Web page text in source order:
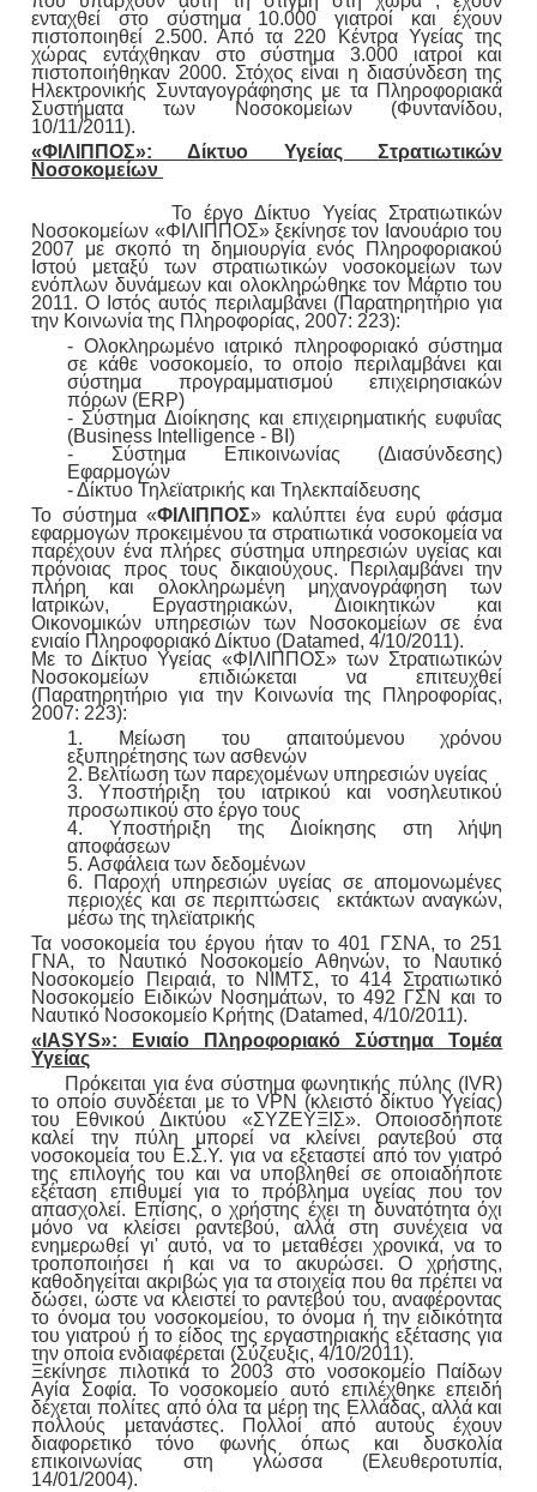
ενταχθεί στο σύστημα 10.000 γιατροί και έχουν
πιστοποιηθεί 2.500. Από τα 220 Κέντρα Υγείας της
χώρας εντάχθηκαν στο σύστημα 3.000 ιατροί και
πιστοποιήθηκαν 2000. Στόχος είναι η διασύνδεση της
Ηλεκτρονικής Συνταγογράφησης με τα Πληροφοριακά
Συστήματα των Νοσοκομείων (Φυντανίδου,
10/11/2011).
«ΦΙΛΙΠΠΟΣ»: Δίκτυο Υγείας Στρατιωτικών
Νοσοκομείων
Το έργο Δίκτυο Υγείας Στρατιωτικών
Νοσοκομείων «ΦΙΛΙΠΠΟΣ» ξεκίνησε τον Ιανουάριο του
2007 με σκοπό τη δημιουργία ενός Πληροφοριακού
Ιστού μεταξύ των στρατιωτικών νοσοκομείων των
ενόπλων δυνάμεων και ολοκληρώθηκε τον Μάρτιο του
2011. Ο Ιστός αυτός περιλαμβάνει (Παρατηρητήριο για
την Κοινωνία της Πληροφορίας, 2007: 223):
- Ολοκληρωμένο ιατρικό πληροφοριακό σύστημα
σε κάθε νοσοκομείο, το οποίο περιλαμβάνει και
σύστημα προγραμματισμού επιχειρησιακών
πόρων (ERP)
- Σύστημα Διοίκησης και επιχειρηματικής ευφυΐας
(Business Ιntelligence - ΒΙ)
- Σύστημα Επικοινωνίας (Διασύνδεσης)
Εφαρμογών
- Δίκτυο Τηλεϊατρικής και Τηλεκπαίδευσης
Το σύστημα «ΦΙΛΙΠΠΟΣ» καλύπτει ένα ευρύ φάσμα
εφαρμογών προκειμένου τα στρατιωτικά νοσοκομεία να
παρέχουν ένα πλήρες σύστημα υπηρεσιών υγείας και
πρόνοιας προς τους δικαιούχους. Περιλαμβάνει την
πλήρη και ολοκληρωμένη μηχανογράφηση των
Ιατρικών, Εργαστηριακών, Διοικητικών και
Οικονομικών υπηρεσιών των Νοσοκομείων σε ένα
ενιαίο Πληροφοριακό Δίκτυο (Datamed, 4/10/2011).
Με το Δίκτυο Υγείας «ΦΙΛΙΠΠΟΣ» των Στρατιωτικών
Νοσοκομείων επιδιώκεται να επιτευχθεί
(Παρατηρητήριο για την Κοινωνία της Πληροφορίας,
2007: 223):
1. Μείωση του απαιτούμενου χρόνου
εξυπηρέτησης των ασθενών
2. Βελτίωση των παρεχομένων υπηρεσιών υγείας
3. Υποστήριξη του ιατρικού και νοσηλευτικού
προσωπικού στο έργο τους
4. Υποστήριξη της Διοίκησης στη λήψη
αποφάσεων
5. Ασφάλεια των δεδομένων
6. Παροχή υπηρεσιών υγείας σε απομονωμένες
περιοχές και σε περιπτώσεις εκτάκτων αναγκών,
μέσω της τηλεϊατρικής
Τα νοσοκομεία του έργου ήταν το 401 ΓΣΝΑ, το 251
ΓΝΑ, το Ναυτικό Νοσοκομείο Αθηνών, το Ναυτικό
Νοσοκομείο Πειραιά, το ΝΙΜΤΣ, το 414 Στρατιωτικό
Νοσοκομείο Ειδικών Νοσημάτων, το 492 ΓΣΝ και το
Ναυτικό Νοσοκομείο Κρήτης (Datamed, 4/10/2011).
«IASYS»: Ενιαίο Πληροφοριακό Σύστηµα Τοµέα
Υγείας
Πρόκειται για ένα σύστημα φωνητικής πύλης (IVR)
το οποίο συνδέεται με το VPN (κλειστό δίκτυο Υγείας)
του Εθνικού Δικτύου «ΣΥΖΕΥΞΙΣ». Οποιοσδήποτε
καλεί την πύλη μπορεί να κλείνει ραντεβού στα
νοσοκομεία του Ε.Σ.Υ. για να εξεταστεί από τον γιατρό
της επιλογής του και να υποβληθεί σε οποιαδήποτε
εξέταση επιθυμεί για το πρόβλημα υγείας που τον
απασχολεί. Επίσης, ο χρήστης έχει τη δυνατότητα όχι
μόνο να κλείσει ραντεβού, αλλά στη συνέχεια να
ενημερωθεί γι' αυτό, να το μεταθέσει χρονικά, να το
τροποποιήσει ή και να το ακυρώσει. Ο χρήστης,
καθοδηγείται ακριβώς για τα στοιχεία που θα πρέπει να
δώσει, ώστε να κλειστεί το ραντεβού του, αναφέροντας
το όνομα του νοσοκομείου, το όνομα ή την ειδικότητα
του γιατρού ή το είδος της εργαστηριακής εξέτασης για
την οποία ενδιαφέρεται (Σύζευξις, 4/10/2011).
Ξεκίνησε πιλοτικά το 2003 στο νοσοκομείο Παίδων
Αγία Σοφία. Το νοσοκομείο αυτό επιλέχθηκε επειδή
δέχεται πολίτες από όλα τα μέρη της Ελλάδας, αλλά και
πολλούς μετανάστες. Πολλοί από αυτούς έχουν
διαφορετικό τόνο φωνής όπως και δυσκολία
επικοινωνίας στη γλώσσα (Ελευθεροτυπία,
14/01/2004).